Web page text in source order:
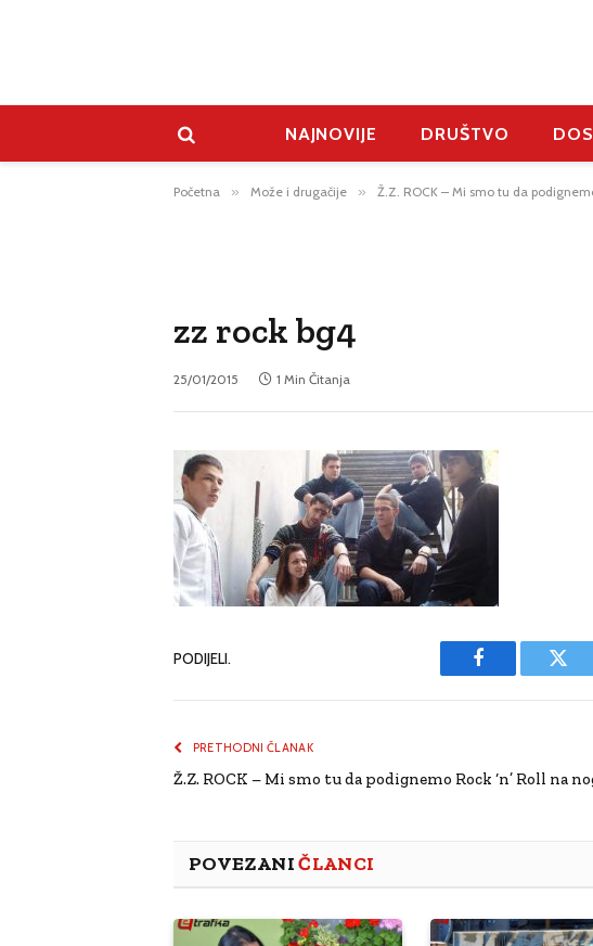
NAJNOVIJE DRUŠTVO
Početna » Može i drugačije » Ž.Z. ROCK – Mi smo tu da
zz rock bg4
25/01/2015 1 Min Čitanja
PODIJELI.
Facebook
PRETHODNI ČLANAK
Ž.Z. ROCK – Mi smo tu da podignemo Rock ‘n’ Roll na
POVEZANIČLANCI